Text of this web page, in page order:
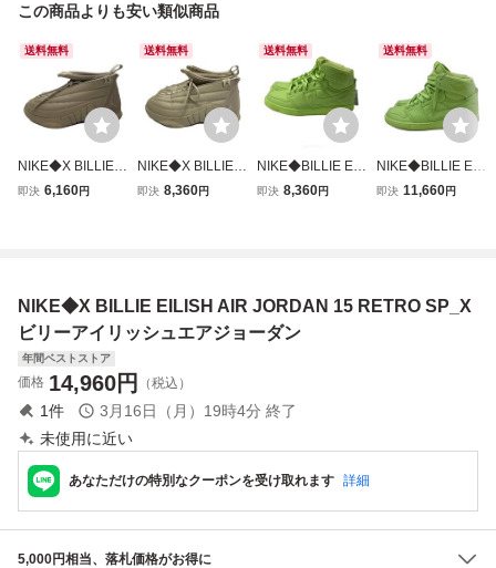
この商品よりも安い類似商品
送料無料
NIKE◆X BILLIE E
ILISH AIR JORDA
即決 6,160円
送料無料
NIKE◆X BILLIE E
ILISH AIR JORDA
即決 8,360円
送料無料
NIKE◆BILLIE EILI
SH X AIR JORDA
即決 8,360円
送料無料
NIKE◆BILLIE EILI
SH X AIR JORDA
即決 11,660円
NIKE◆X BILLIE EILISH AIR JORDAN 15 RETRO SP_X
ビリーアイリッシュエアジョーダン
年間ベストストア
価格 14,960円 （税込）
1件 3月16日（月）19時4分 終了
未使用に近い
あなただけの特別なクーポンを受け取れます 詳細
5,000円相当、落札価格がお得に